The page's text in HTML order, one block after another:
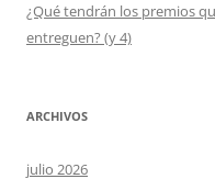
¿Qué tendrán los premios
entreguen? (y 4)
ARCHIVOS
julio 2026